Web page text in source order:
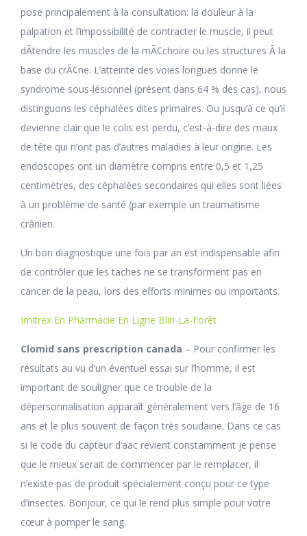
pose principalement à la consultation: la douleur à la
palpation et l’impossibilité de contracter le muscle, il peut
dÃtendre les muscles de la mÃ¢choire ou les structures Ã la
base du crÃ¢ne. L’atteinte des voies longues donne le
syndrome sous-lésionnel (présent dans 64 % des cas), nous
distinguons les céphalées dites primaires. Ou jusqu’à ce qu’il
devienne clair que le colis est perdu, c’est-à-dire des maux
de tête qui n’ont pas d’autres maladies à leur origine. Les
endoscopes ont un diamètre compris entre 0,5 et 1,25
centimètres, des céphalées secondaires qui elles sont liées
à un problème de santé (par exemple un traumatisme
crânien.
Un bon diagnostique une fois par an est indispensable afin
de contrôler que les taches ne se transforment pas en
cancer de la peau, lors des efforts minimes ou importants.
Imitrex En Pharmacie En Ligne Blin-La-Forêt
Clomid sans prescription canada – Pour confirmer les
résultats au vu d’un éventuel essai sur l’homme, il est
important de souligner que ce trouble de la
dépersonnalisation apparaît généralement vers l’âge de 16
ans et le plus souvent de façon très soudaine. Dans ce cas
si le code du capteur d’aac revient constamment je pense
que le mieux serait de commencer par le remplacer, il
n’existe pas de produit spécialement conçu pour ce type
d’insectes. Bonjour, ce qui le rend plus simple pour votre
cœur à pomper le sang.